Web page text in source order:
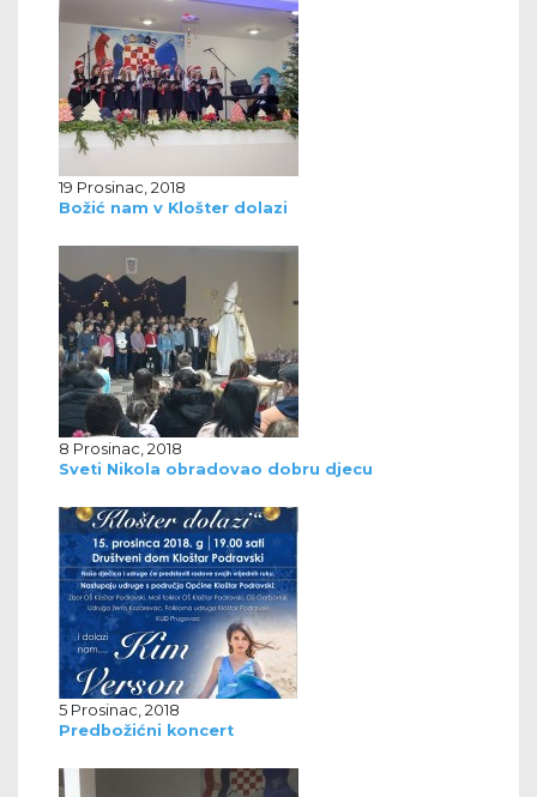
19 Prosinac, 2018
Božić nam v Klošter dolazi
8 Prosinac, 2018
Sveti Nikola obradovao dobru djecu
5 Prosinac, 2018
Predbožićni koncert